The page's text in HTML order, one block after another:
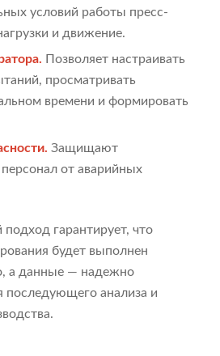
условий работы пресс-
и движение.
Позволяет настраивать
просматривать
времени и формировать
Защищают
от аварийных
гарантирует, что
будет выполнен
а данные — надежно
последующего анализа и